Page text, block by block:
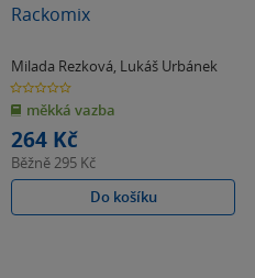
Rackomix
Milada Rezková, Lukáš Urbánek
0.0
z
5
hvězdiček
měkká vazba
264 Kč
Běžně295 Kč
Do košíku